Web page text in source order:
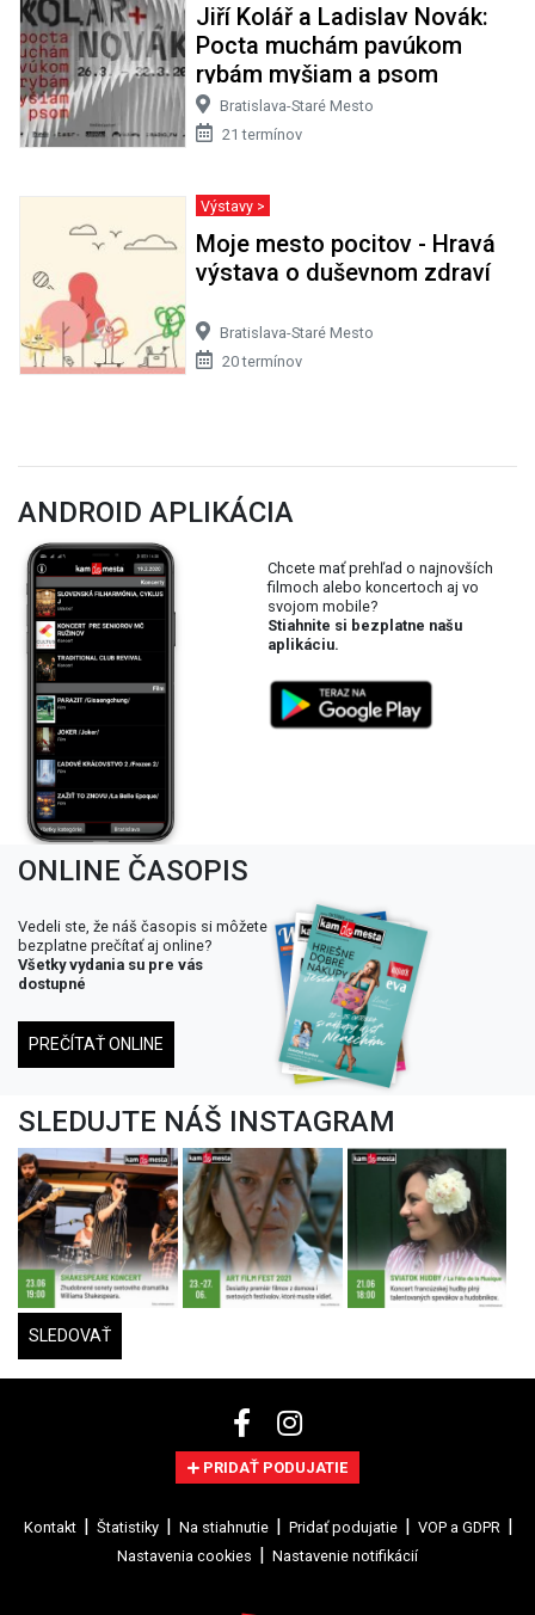
Jiří Kolář a Ladislav Novák:
Pocta muchám pavúkom
rybám myšiam a psom
Bratislava-Staré Mesto
21 termínov
Výstavy >
Moje mesto pocitov - Hravá
výstava o duševnom zdraví
Bratislava-Staré Mesto
20 termínov
ANDROID APLIKÁCIA
Chcete mať prehľad o najnovších
filmoch alebo koncertoch aj vo
svojom mobile?
Stiahnite si bezplatne našu
aplikáciu.
ONLINE ČASOPIS
Vedeli ste, že náš časopis si môžete
bezplatne prečítať aj online?
Všetky vydania su pre vás
dostupné
PREČÍTAŤ ONLINE
SLEDUJTE NÁŠ INSTAGRAM
SLEDOVAŤ
PRIDAŤ PODUJATIE
Kontakt Štatistiky Na stiahnutie Pridať podujatie
VOP a GDPR
Nastavenia cookies
Nastavenie notifikácií